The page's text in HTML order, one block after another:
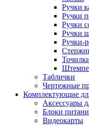
Ручки
Ручки
Ручки
Ручки
Ручки-
Таблички
Чертежные
Комплектующие
Аксессуары
Блоки
Видеокарты